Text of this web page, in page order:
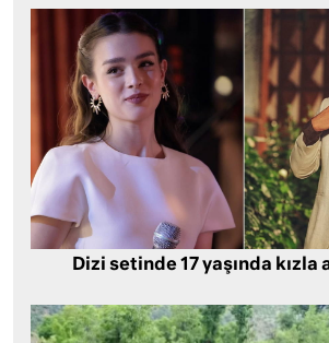
Dizi setinde 17 yaşında kızla